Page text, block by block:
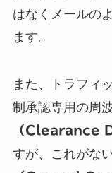
はなくメールの
ます。
また、トラフィ
制承認専用の周
（Clearance
すが、これがな